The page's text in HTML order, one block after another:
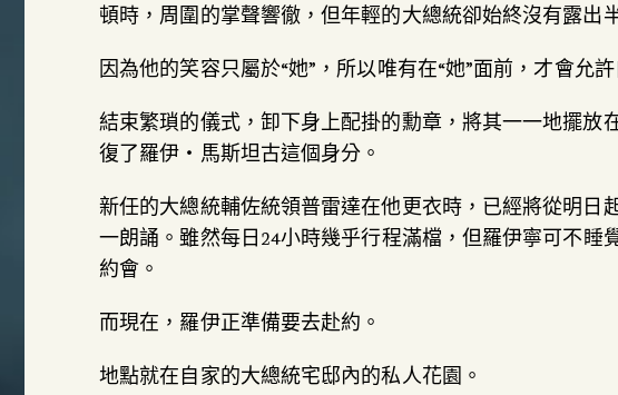
頓時，周圍的掌聲響徹，但年輕的大總統卻始終沒有露出
因為他的笑容只屬於“她”，所以唯有在“她”面前，才會允許
結束繁瑣的儀式，卸下身上配掛的勳章，將其一一地擺放
復了羅伊‧馬斯坦古這個身分。
新任的大總統輔佐統領普雷達在他更衣時，已經將從明日
一朗誦。雖然每日24小時幾乎行程滿檔，但羅伊寧可不睡
約會。
而現在，羅伊正準備要去赴約。
地點就在自家的大總統宅邸內的私人花園。